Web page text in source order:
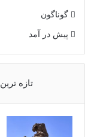
گوناگون
پیش در آمد
تازه ترین